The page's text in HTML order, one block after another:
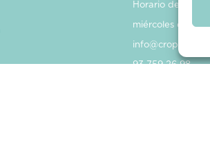
Horario de
miércoles de 10
info@croppit.com
93 759 26 98